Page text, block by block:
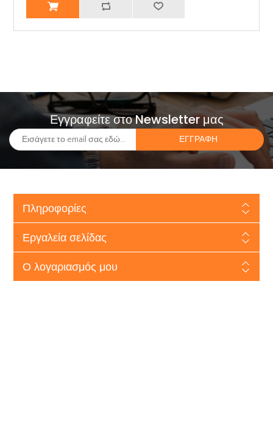
Εγγραφείτε στο Newsletter μας
Πληροφορίες
Εργαλεία σελίδας
Ο λογαριασμός μου